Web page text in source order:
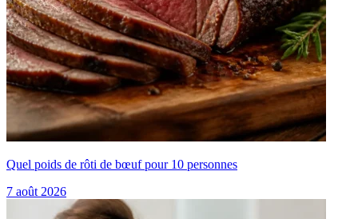
Quel poids de rôti de bœuf pour 10 personnes
7 août 2026